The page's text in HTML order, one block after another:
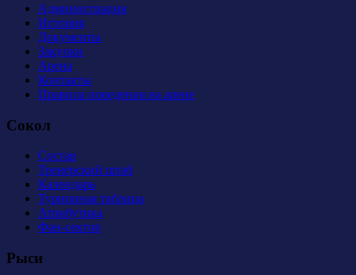
Администрация
История
Документы
Закупки
Арена
Контакты
Правила поведения на арене
Сокол
Состав
Тренерский штаб
Календарь
Турнирная таблица
Атрибутика
Фан-сектор
Рыси